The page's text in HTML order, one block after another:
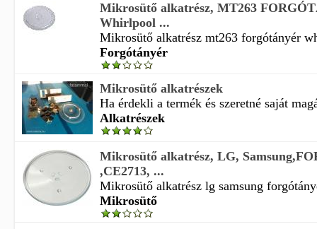
Mikrosütő alkatrész, MT263
Whirlpool ...
Mikrosütő alkatrész mt263 forgótányér
Forgótányér
Mikrosütő alkatrészek
Ha érdekli a termék és szeretné saját
Alkatrészek
Mikrosütő alkatrész, LG,
,CE2713, ...
Mikrosütő alkatrész lg samsung
Mikrosütő